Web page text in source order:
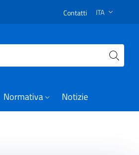
Contatti SELEZIONE
ITA
Normativa Notizie